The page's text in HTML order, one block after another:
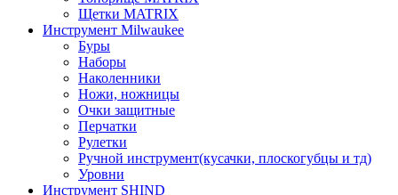
Щетки MATRIX
Инструмент Milwaukee
Буры
Наборы
Наколенники
Ножи, ножницы
Очки защитные
Перчатки
Рулетки
Ручной инструмент(кусачки, плоскогубцы и тд)
Уровни
Инструмент SHIND